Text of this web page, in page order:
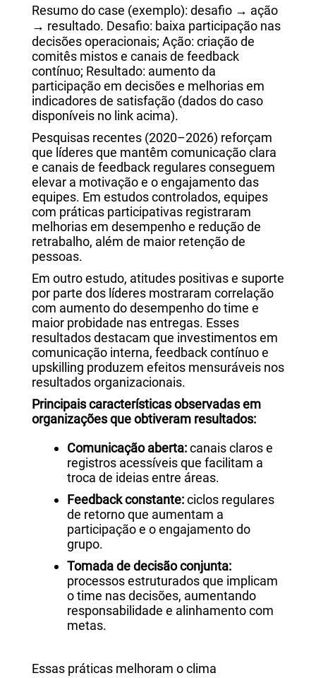
Resumo do case (exemplo): desafio → ação
→ resultado. Desafio: baixa participação nas
decisões operacionais; Ação: criação de
comitês mistos e canais de feedback
contínuo; Resultado: aumento da
participação em decisões e melhorias em
indicadores de satisfação (dados do caso
disponíveis no link acima).
Pesquisas recentes (2020–2026) reforçam
que líderes que mantêm comunicação clara
e canais de feedback regulares conseguem
elevar a motivação e o engajamento das
equipes. Em estudos controlados, equipes
com práticas participativas registraram
melhorias em desempenho e redução de
retrabalho, além de maior retenção de
pessoas.
Em outro estudo, atitudes positivas e suporte
por parte dos líderes mostraram correlação
com aumento do desempenho do time e
maior probidade nas entregas. Esses
resultados destacam que investimentos em
comunicação interna, feedback contínuo e
upskilling produzem efeitos mensuráveis nos
resultados organizacionais.
Principais características observadas em
organizações que obtiveram resultados:
Comunicação aberta:canais claros e
registros acessíveis que facilitam a
troca de ideias entre áreas.
Feedback constante:ciclos regulares
de retorno que aumentam a
participação e o engajamento do
grupo.
Tomada de decisão conjunta:
processos estruturados que implicam
o time nas decisões, aumentando
responsabilidade e alinhamento com
metas.
Essas práticas melhoram o clima